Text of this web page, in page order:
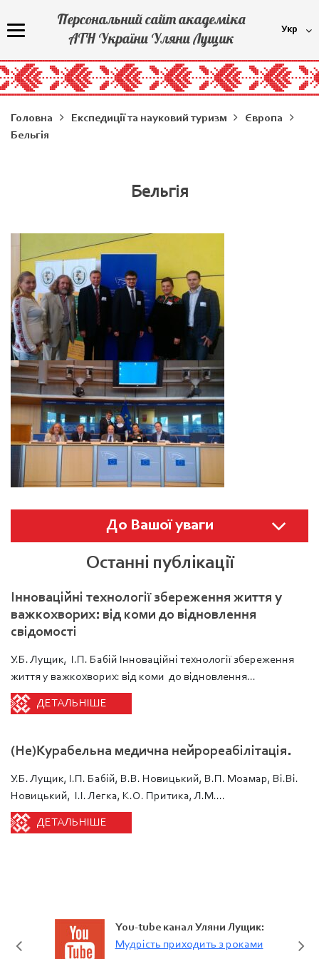
Персональний сайт академіка
АТН України Уляни Лущик
Укр
Головна Експедиції та науковий туризм
Європа
Бельгія
Бельгія
До Вашої уваги
Останні публікації
Інноваційні технології збереження життя у
важкохворих: від коми до відновлення
свідомості
У.Б. Лущик, І.П. Бабій Інноваційні технології збереження
життя у важкохворих: від коми до відновлення...
ДЕТАЛЬНІШЕ
(Не)Курабельна медична нейрореабілітація.
У.Б. Лущик, І.П. Бабій, В.В. Новицький, В.П. Моамар, Ві.Ві.
Новицький, І.І. Легка, К.О. Притика, Л.М....
ДЕТАЛЬНІШЕ
You-tube канал Уляни Лущик:
Мудрість приходить з роками